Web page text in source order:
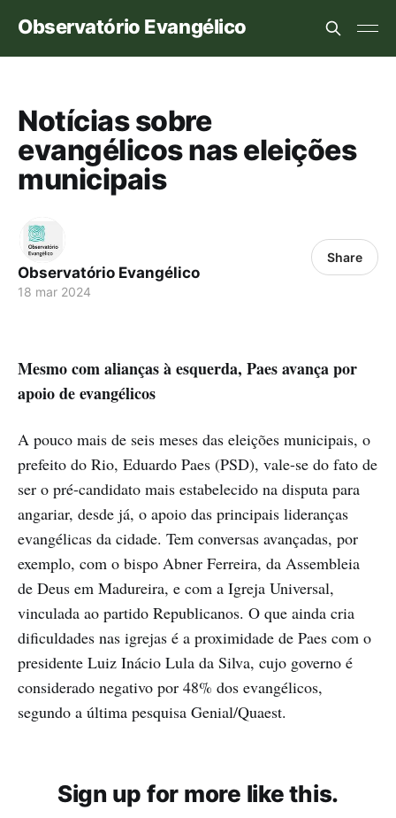
Observatório Evangélico
Notícias sobre
evangélicos nas eleições
municipais
Observatório Evangélico
18 mar 2024
Share
Mesmo com alianças à esquerda, Paes avança por
apoio de evangélicos
A pouco mais de seis meses das eleições municipais, o
prefeito do Rio, Eduardo Paes (PSD), vale-se do fato de
ser o pré-candidato mais estabelecido na disputa para
angariar, desde já, o apoio das principais lideranças
evangélicas da cidade. Tem conversas avançadas, por
exemplo, com o bispo Abner Ferreira, da Assembleia
de Deus em Madureira, e com a Igreja Universal,
vinculada ao partido Republicanos. O que ainda cria
dificuldades nas igrejas é a proximidade de Paes com o
presidente Luiz Inácio Lula da Silva, cujo governo é
considerado negativo por 48% dos evangélicos,
segundo a última pesquisa Genial/Quaest.
Sign up for more like this.